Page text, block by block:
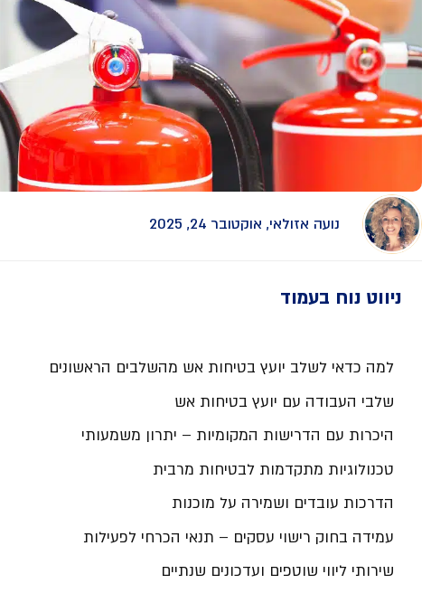
נועה אזולאי, אוקטובר 24, 2025
ניווט נוח בעמוד
למה כדאי לשלב יועץ בטיחות אש מהשלבים הראשונים
שלבי העבודה עם יועץ בטיחות אש
היכרות עם הדרישות המקומיות – יתרון משמעותי
טכנולוגיות מתקדמות לבטיחות מרבית
הדרכות עובדים ושמירה על מוכנות
עמידה בחוק רישוי עסקים – תנאי הכרחי לפעילות
שירותי ליווי שוטפים ועדכונים שנתיים